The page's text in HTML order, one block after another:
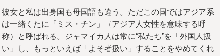
彼女と私は出身国も母国語も違う。ただこの国ではアジア系
は一緒くたに「ミス・チン」（アジア人女性を意味する呼
称）と呼ばれる。ジャマイカ人は常に“私たち”を「外国人扱
い」し、もっといえば「よそ者扱い」することをやめてくれ